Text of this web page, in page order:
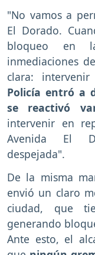
"No vamos a
El Dorado.
bloqueo en
inmediaciones
clara:
Policía entró a
se reactivó
intervenir en
Avenida El
despejada".
De la misma
envió un claro
ciudad, que
generando
Ante esto, el